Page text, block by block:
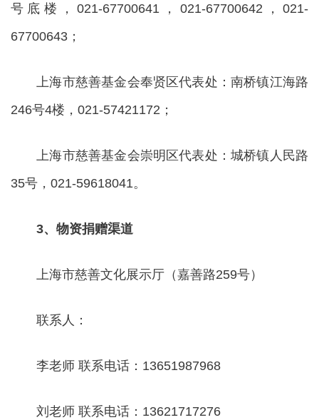
号底楼，021-67700641，021-67700642，021-
67700643；
上海市慈善基金会奉贤区代表处：南桥镇江海路
246号4楼，021-57421172；
上海市慈善基金会崇明区代表处：城桥镇人民路
35号，021-59618041。
3、物资捐赠渠道
上海市慈善文化展示厅（嘉善路259号）
联系人：
李老师 联系电话：13651987968
刘老师 联系电话：13621717276